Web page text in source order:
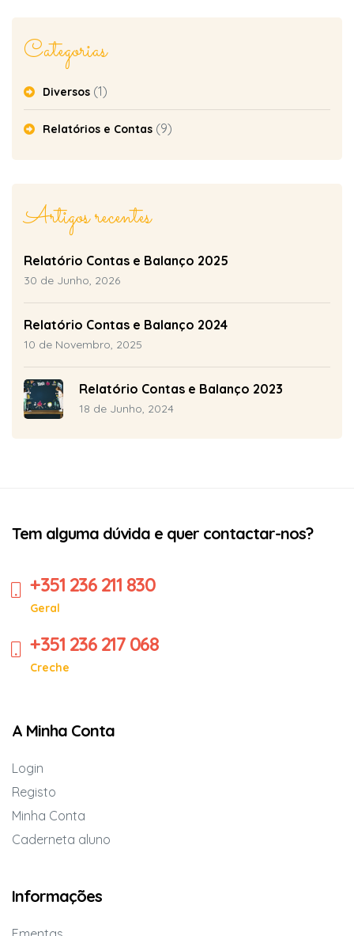
Categorias
Diversos (1)
Relatórios e Contas (9)
Artigos recentes
Relatório Contas e Balanço 2025
30 de Junho, 2026
Relatório Contas e Balanço 2024
10 de Novembro, 2025
Relatório Contas e Balanço 2023
18 de Junho, 2024
Tem alguma dúvida e quer contactar-nos?
+351 236 211 830
Geral
+351 236 217 068
Creche
A Minha Conta
Login
Registo
Minha Conta
Caderneta aluno
Informações